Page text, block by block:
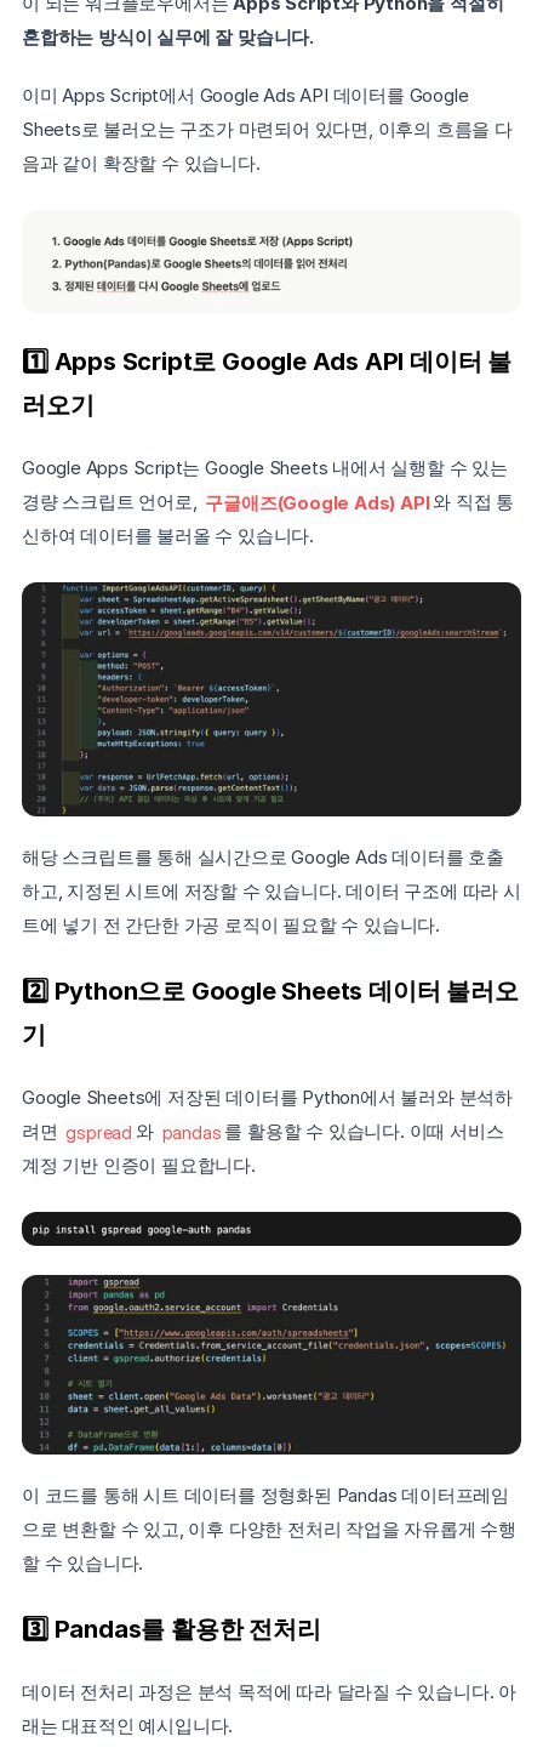
혼합하는 방식이 실무에 잘 맞습니다.
이미 Apps Script에서 Google Ads API 데이터를 Google
Sheets로 불러오는 구조가 마련되어 있다면, 이후의 흐름을 다
음과 같이 확장할 수 있습니다.
1️⃣ Apps Script로 Google Ads API 데이터 불
러오기
Google Apps Script는 Google Sheets 내에서 실행할 수 있는
경량 스크립트 언어로, 구글애즈(Google Ads) API와 직접 통
신하여 데이터를 불러올 수 있습니다.
해당 스크립트를 통해 실시간으로 Google Ads 데이터를 호출
하고, 지정된 시트에 저장할 수 있습니다. 데이터 구조에 따라 시
트에 넣기 전 간단한 가공 로직이 필요할 수 있습니다.
2️⃣ Python으로 Google Sheets 데이터 불러오
기
Google Sheets에 저장된 데이터를 Python에서 불러와 분석하
려면 gspread 와 pandas 를 활용할 수 있습니다. 이때 서비스
계정 기반 인증이 필요합니다.
이 코드를 통해 시트 데이터를 정형화된 Pandas 데이터프레임
으로 변환할 수 있고, 이후 다양한 전처리 작업을 자유롭게 수행
할 수 있습니다.
3️⃣ Pandas를 활용한 전처리
데이터 전처리 과정은 분석 목적에 따라 달라질 수 있습니다. 아
래는 대표적인 예시입니다.